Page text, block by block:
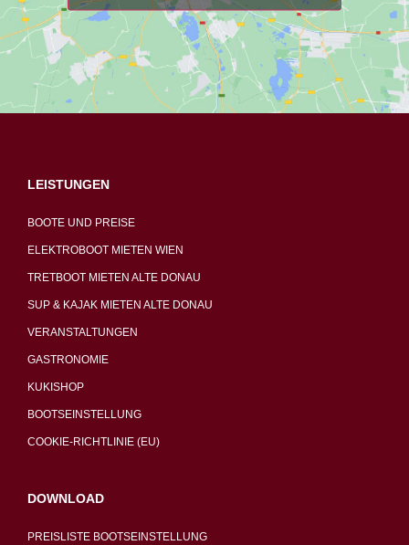
LEISTUNGEN
BOOTE UND PREISE
ELEKTROBOOT MIETEN WIEN
TRETBOOT MIETEN ALTE DONAU
SUP & KAJAK MIETEN ALTE DONAU
VERANSTALTUNGEN
GASTRONOMIE
KUKISHOP
BOOTSEINSTELLUNG
COOKIE-RICHTLINIE (EU)
DOWNLOAD
PREISLISTE BOOTSEINSTELLUNG